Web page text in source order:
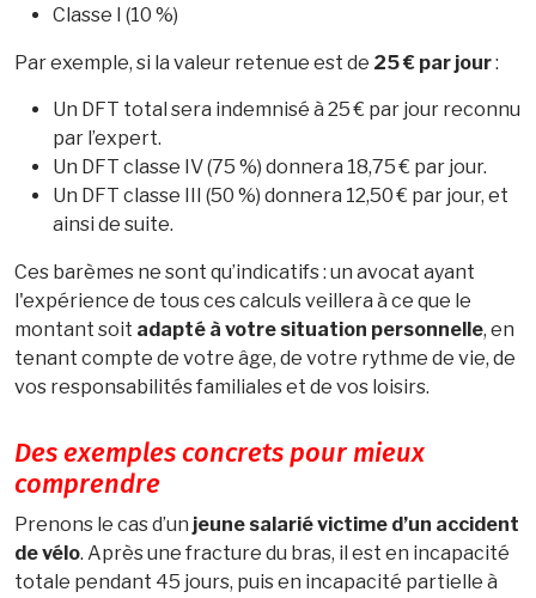
Classe I (10 %)
Par exemple, si la valeur retenue est de 25 € par jour:
Un DFT total sera indemnisé à 25 € par jour reconnu
par l’expert.
Un DFT classe IV (75 %) donnera 18,75 € par jour.
Un DFT classe III (50 %) donnera 12,50 € par jour, et
ainsi de suite.
Ces barèmes ne sont qu’indicatifs : un avocat ayant
l'expérience de tous ces calculs veillera à ce que le
montant soit adapté à votre situation personnelle, en
tenant compte de votre âge, de votre rythme de vie, de
vos responsabilités familiales et de vos loisirs.
Des exemples concrets pour mieux
comprendre
Prenons le cas d’un jeune salarié victime d’un accident
de vélo. Après une fracture du bras, il est en incapacité
totale pendant 45 jours, puis en incapacité partielle à